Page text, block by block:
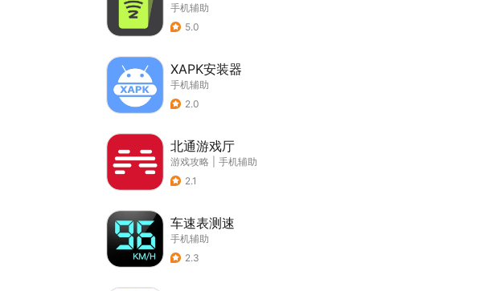
手机辅助
5.0
XAPK安装器
手机辅助
2.0
北通游戏厅
游戏攻略
手机辅助
2.1
车速表测速
手机辅助
2.3